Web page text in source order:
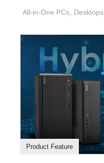
All-in-One PCs, Desktops
Product Feature